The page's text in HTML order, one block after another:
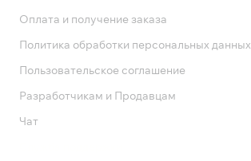
Оплата и получение заказа
Политика обработки персональных данных
Пользовательское соглашение
Разработчикам и Продавцам
Чат